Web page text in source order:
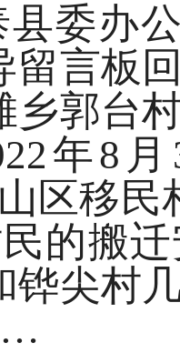
委办公
留言板
乡郭台
年8
区移民
的搬
铧尖村